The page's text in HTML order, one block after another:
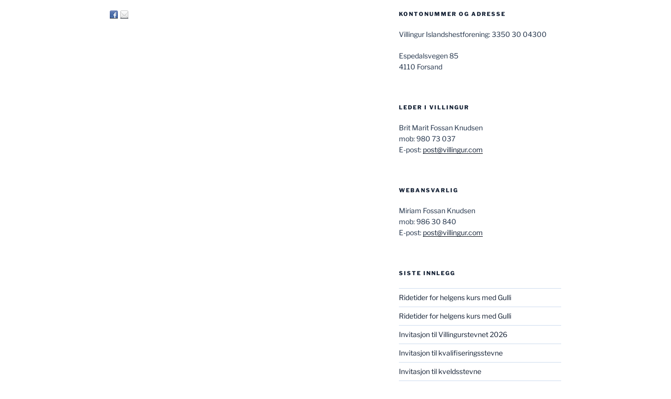
KONTONUMMER OG ADRESSE
Villingur Islandshestforening: 3350 30 04300
Espedalsvegen 85
4110 Forsand
LEDER I VILLINGUR
Brit Marit Fossan Knudsen
mob: 980 73 037
E-post: post@villingur.com
WEBANSVARLIG
Miriam Fossan Knudsen
mob: 986 30 840
E-post: post@villingur.com
SISTE INNLEGG
Ridetider for helgens kurs med Gulli
Ridetider for helgens kurs med Gulli
Invitasjon til Villingurstevnet 2026
Invitasjon til kvalifiseringsstevne
Invitasjon til kveldsstevne